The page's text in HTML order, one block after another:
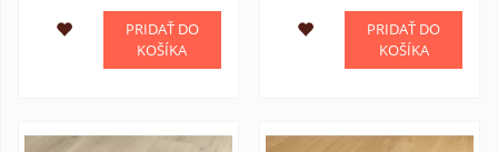
PRIDAŤ DO
KOŠÍKA
PRIDAŤ DO
KOŠÍKA